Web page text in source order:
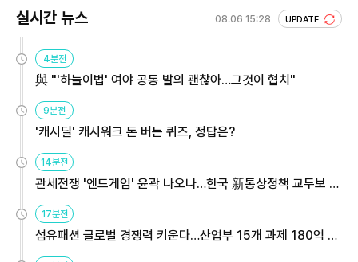
실시간 뉴스 08.06 15:28 UPDATE
4분전
與 "'하늘이법' 여야 공동 발의 괜찮아…그것이 협치"
9분전
'캐시딜' 캐시워크 돈 버는 퀴즈, 정답은?
14분전
관세전쟁 '엔드게임' 윤곽 나오나…한국 新통상정책 교두보 활
용해야
17분전
섬유패션 글로벌 경쟁력 키운다…산업부 15개 과제 180억 지
원